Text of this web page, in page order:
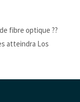
fibre optique ??
atteindra Los